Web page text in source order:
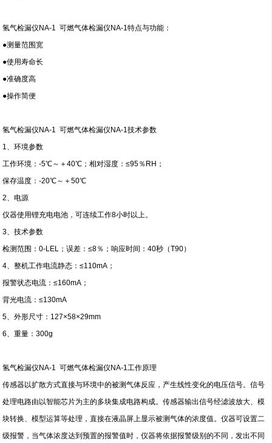
氢气检漏仪NA-1 可燃气体检漏仪NA-1特点与功能：
●测量范围宽
●使用寿命长
●准确度高
●操作简便
氢气检漏仪NA-1 可燃气体检漏仪NA-1技术参数
1、环境参数
工作环境：-5℃～＋40℃；相对湿度：≤95％RH；
保存温度：-20℃～＋50℃
2、电源
仪器使用锂充电电池，可连续工作8小时以上。
3、技术参数
检测范围：0-LEL；误差：≤8％；响应时间：40秒（T90）
4、整机工作电流静态：≤110mA；
报警状态电流：≤160mA；
背光电流：≤130mA
5、外形尺寸：127×58×29mm
6、重量：300g
氢气检漏仪NA-1 可燃气体检漏仪NA-1工作原理
传感器以扩散方式直接与环境中的被测气体反应，产生线性变化的电压信号。信号
处理电路由以智能芯片为主的多块集成电路构成。传感器输出信号经滤波放大、模
块转换、模型运算等处理，直接在液晶屏上显示被测气体的浓度值。仪器可设置二
级报警，当气体浓度达到预置的报警值时，仪器将依据报警级别的不同，发出不同